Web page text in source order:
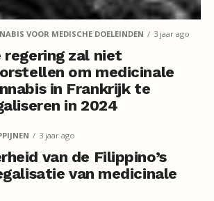
VOOR MEDISCHE DOELEINDEN 3 jaar ago
regering zal niet
om medicinale
in Frankrijk te
in 2024
3 jaar ago
van de Filippino’s
van medicinale